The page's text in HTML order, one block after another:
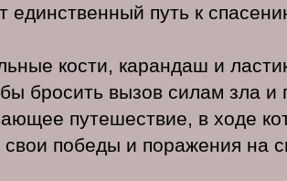
единственный путь к
кости, карандаш и
бросить вызов силам зла и
путешествие, в ходе
свои победы и поражения на